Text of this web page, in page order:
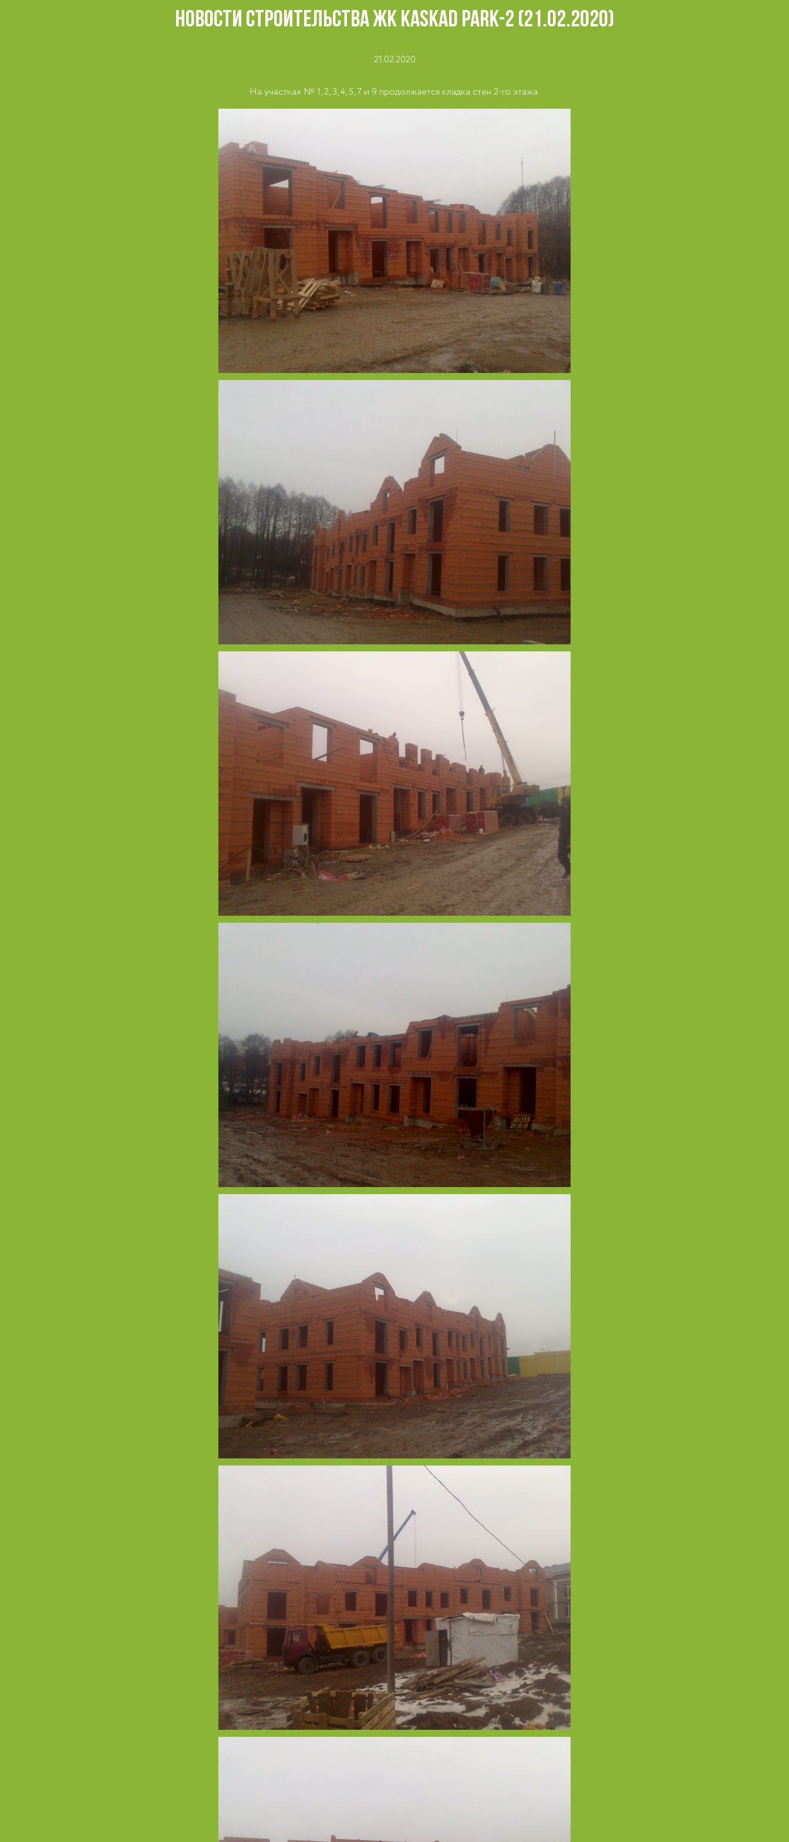
НОВОСТИ СТРОИТЕЛЬСТВА ЖК KASKAD PARK-2 (21.02.2020)
21.02.2020
На участках № 1, 2, 3, 4, 5, 7 и 9 продолжается кладка стен 2-го этажа.